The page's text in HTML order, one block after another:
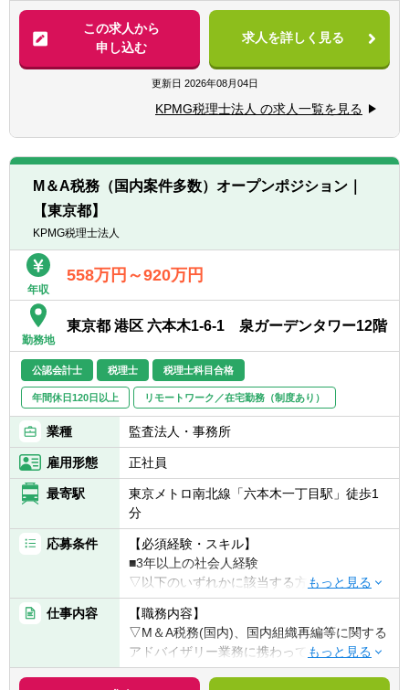
■税務士法人での業務経験
■事業会社の管理部門（税務・経理・財務）
での業務経験
■監査法人での業務経験
■ビジネスレベルの英語力
※英語力があることで業務の幅が広がりま
【具体的には】
■法人税申告書作成業務及びレビュー業務
■税務調査の立会い
■企業買収・企業再編・合併に関するコンサ
ルティング業務
■国際事業戦略・投資形態に関するコンサル
ティング業務
■海外税制リサーチ業務及びコンサルティン
グ業務
■金融取引・商品/証券化取引に関するコンサ
この求人から
申し込む
求人を詳しく見る
更新日 2026年08月04日
KPMG税理士法人 の求人一覧を見る
M＆A税務（国内案件多数）オープンポジション｜
【東京都】
KPMG税理士法人
年収
558万円～920万円
勤務地
東京都 港区 六本木1-6-1 泉ガーデンタワー12階
公認会計士 税理士 税理士科目合格
年間休日120日以上 リモートワーク／在宅勤務（制度あり）
業種 監査法人・事務所
雇用形態 正社員
最寄駅
東京メトロ南北線「六本木一丁目駅」徒歩1
分
応募条件
【必須経験・スキル】
■3年以上の社会人経験
▽以下のいずれかに該当する方
■税理士又は税理士科目合格者(合格科目・科
目数は不問)
■公認会計士
■会計事務所／監査法人での業務
■事業会社での税務／経理業務
仕事内容
【職務内容】
▽M＆A税務(国内)、国内組織再編等に関する
アドバイザリー業務に携わっていただきま
す。